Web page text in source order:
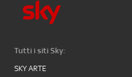
Tutti i siti Sky:
SKY ARTE